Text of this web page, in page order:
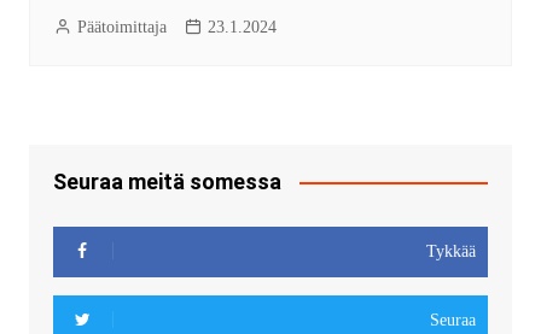
Päätoimittaja 23.1.2024
Seuraa meitä somessa
Tykkää
Seuraa